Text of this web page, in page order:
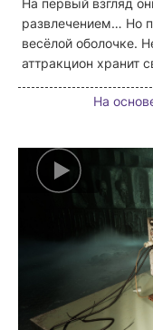
На первый взгляд
развлечением… Но
весёлой оболочке.
аттракцион хранит
На